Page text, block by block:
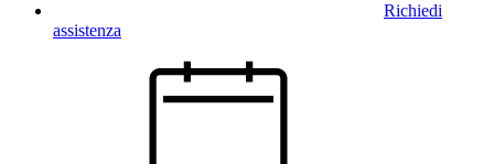
Richiedi
assistenza